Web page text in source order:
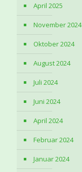
April 2025
November 2024
Oktober 2024
August 2024
Juli 2024
Juni 2024
April 2024
Februar 2024
Januar 2024